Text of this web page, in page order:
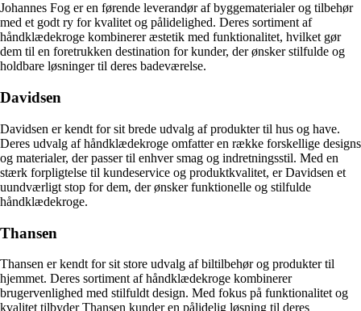
Johannes Fog er en førende leverandør af byggematerialer og tilbehør
med et godt ry for kvalitet og pålidelighed. Deres sortiment af
håndklædekroge kombinerer æstetik med funktionalitet, hvilket gør
dem til en foretrukken destination for kunder, der ønsker stilfulde og
holdbare løsninger til deres badeværelse.
Davidsen
Davidsen er kendt for sit brede udvalg af produkter til hus og have.
Deres udvalg af håndklædekroge omfatter en række forskellige designs
og materialer, der passer til enhver smag og indretningsstil. Med en
stærk forpligtelse til kundeservice og produktkvalitet, er Davidsen et
uundværligt stop for dem, der ønsker funktionelle og stilfulde
håndklædekroge.
Thansen
Thansen er kendt for sit store udvalg af biltilbehør og produkter til
hjemmet. Deres sortiment af håndklædekroge kombinerer
brugervenlighed med stilfuldt design. Med fokus på funktionalitet og
kvalitet tilbyder Thansen kunder en pålidelig løsning til deres